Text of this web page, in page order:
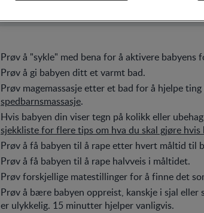
Prøv å "sykle" med bena for å aktivere babyens
Prøv å gi babyen ditt et varmt bad.
Prøv magemassasje etter et bad for å hjelpe ting
spedbarnsmassasje.
Hvis babyen din viser tegn på kolikk eller
sjekkliste for flere tips om hva du skal gjøre
Prøv å få babyen til å rape etter hvert måltid til
Prøv å få babyen til å rape halvveis i måltidet.
Prøv forskjellige matestillinger for å finne det
Prøv å bære babyen oppreist, kanskje i sjal
er ulykkelig. 15 minutter hjelper vanligvis.